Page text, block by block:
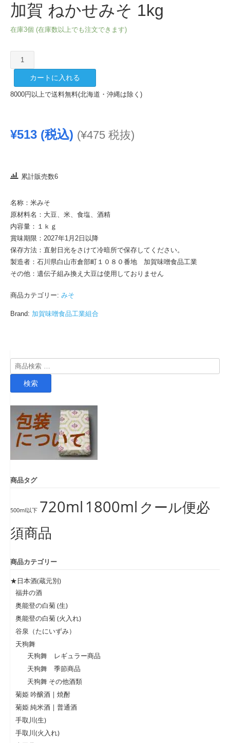
加賀 ねかせみそ 1kg
在庫3個 (在庫数以上でも注文できます)
賀
か
1kg
カートに入れる
8000円以上で送料無料(北海道・沖縄は除く)
¥513 (税込) (¥475 税抜)
累計販売数6
名称：米みそ
原材料名：大豆、米、食塩、酒精
内容量：１ｋｇ
賞味期限：2027年1月2日以降
保存方法：直射日光をさけて冷暗所で保存してください。
製造者：石川県白山市倉部町１０８０番地 加賀味噌食品工業
その他：遺伝子組み換え大豆は使用しておりません
商品カテゴリー: みそ
Brand: 加賀味噌食品工業組合
検
索
検索
商品タグ
500ml以下 720ml 1800ml クール便必
須商品
商品カテゴリー
★日本酒(蔵元別)
福井の酒
奥能登の白菊 (生)
奥能登の白菊 (火入れ)
谷泉（たにいずみ）
天狗舞
天狗舞 レギュラー商品
天狗舞 季節商品
天狗舞 その他酒類
菊姫 吟醸酒 | 焼酎
菊姫 純米酒 | 普通酒
手取川(生)
手取川(火入れ)